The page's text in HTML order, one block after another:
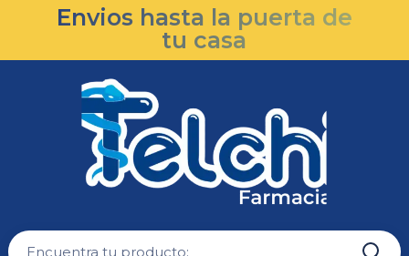
Envios hasta la puerta de
tu casa